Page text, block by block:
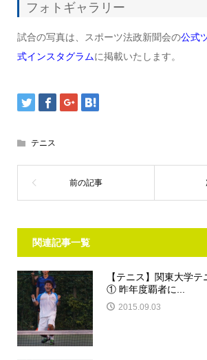
フォトギャラリー
試合の写真は、スポーツ法政新聞会の公式
式インスタグラムに掲載いたします。
テニス
関連記事一覧
【テニス】関東大学
① 昨年度覇者に...
2015.09.03